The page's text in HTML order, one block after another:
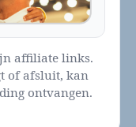
affiliate links.
of afsluit, kan
ontvangen.